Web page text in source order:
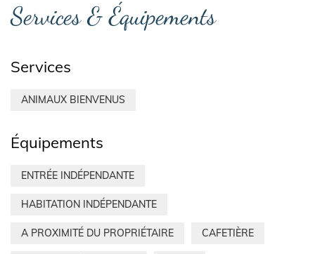
Services & Équipements
Services
ANIMAUX BIENVENUS
Équipements
ENTRÉE INDÉPENDANTE
HABITATION INDÉPENDANTE
A PROXIMITÉ DU PROPRIÉTAIRE CAFETIÈRE